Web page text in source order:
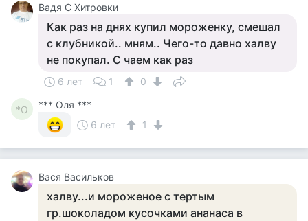
Вадя С Хитровки
Как раз на днях купил мороженку, смешал
с клубникой.. мням.. Чего-то давно халву
не покупал. С чаем как раз
6 лет 1 0
*О
*** Оля ***
6 лет
1
Вася Васильков
халву...и мороженое с тертым
гр.шоколадом кусочками ананаса в